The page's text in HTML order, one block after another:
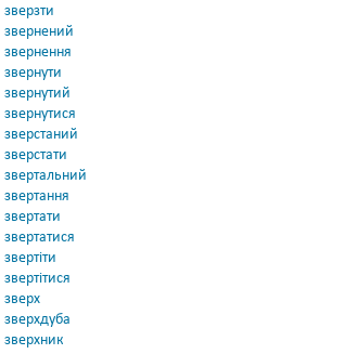
зверзти
звернений
звернення
звернути
звернутий
звернутися
зверстаний
зверстати
звертальний
звертання
звертати
звертатися
звертіти
звертітися
зверх
зверхдуба
зверхник